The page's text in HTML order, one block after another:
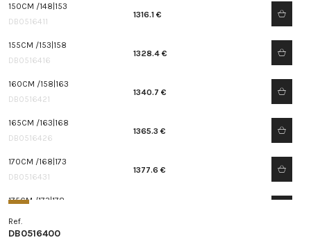
150CM /148|153
DB0516411
1316.1 €
155CM /153|158
DB0516416
1328.4 €
160CM /158|163
DB0516421
1340.7 €
165CM /163|168
DB0516426
1365.3 €
170CM /168|173
DB0516431
1377.6 €
175CM /173|178
180CM /178|183
Ref.
DB0516400